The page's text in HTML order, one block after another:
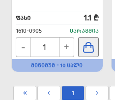
ᲤᲐᲡᲘ 1.1 ₾
1610-0905 ᲛᲐᲠᲐᲒᲨᲘᲐ
- +
ᲛᲘᲜᲘᲛᲣᲛ - 10 ᲪᲐᲚᲘ
« ‹ 1 ›